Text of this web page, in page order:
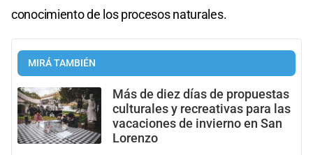
conocimiento de los procesos naturales.
MIRÁ TAMBIÉN
Más de diez días de propuestas
culturales y recreativas para las
vacaciones de invierno en San
Lorenzo